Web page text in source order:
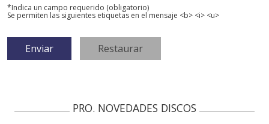
*Indica un campo requerido (obligatorio)
Se permiten las siguientes etiquetas en el mensaje <b> <i> <u>
PRO. NOVEDADES DISCOS